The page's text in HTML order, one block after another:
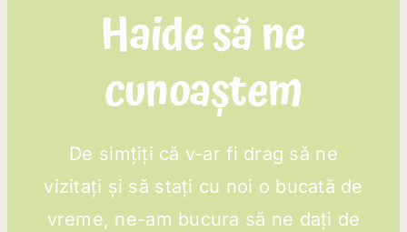
Haide să ne
cunoaștem
De simțiți că v-ar fi drag să ne
vizitați și să stați cu noi o bucată de
vreme, ne-am bucura să ne dați de